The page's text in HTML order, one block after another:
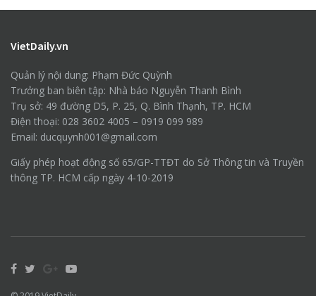
VietDaily.vn
Quản lý nội dung: Phạm Đức Quỳnh
Trưởng ban biên tập: Nhà báo Nguyễn Thanh Bình
Trụ sở: 49 đường D5, P. 25, Q. Bình Thạnh, TP. HCM
Điện thoại: 028 3602 4005 – 0919 099 989
Email: ducquynh001@gmail.com
Giấy phép hoạt động số 65/GP-TTĐT do Sở Thông tin và Truyền
thông TP. HCM cấp ngày 4-10-2019